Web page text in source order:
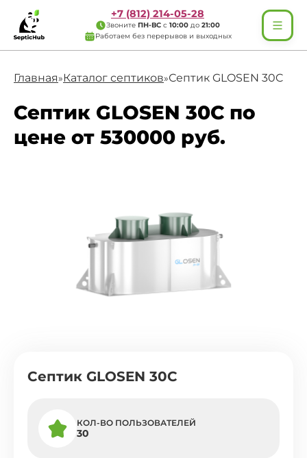
+7 (812) 214-05-28
Звоните ПН-ВС с 10:00 до 21:00
Работаем без перерывов и выходных
Главная»Каталог септиков»Септик GLOSEN 30C
Септик GLOSEN 30C по
цене от 530000 руб.
Септик GLOSEN 30C
КОЛ-ВО ПОЛЬЗОВАТЕЛЕЙ
30